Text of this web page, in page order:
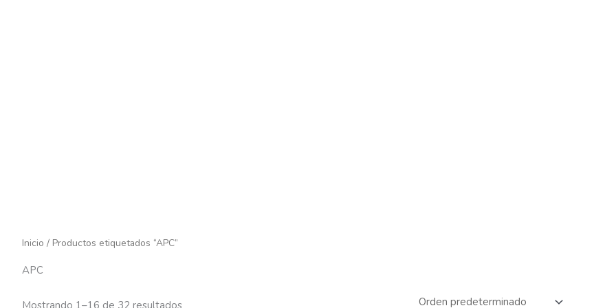
Inicio / Productos etiquetados “APC”
APC
Mostrando 1–16 de 32 resultados